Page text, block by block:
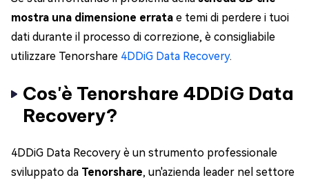
mostra una dimensione errata e temi di perdere i tuoi
dati durante il processo di correzione, è consigliabile
utilizzare Tenorshare 4DDiG Data Recovery.
Cos'è Tenorshare 4DDiG Data
Recovery?
4DDiG Data Recovery è un strumento professionale
sviluppato da Tenorshare, un'azienda leader nel settore